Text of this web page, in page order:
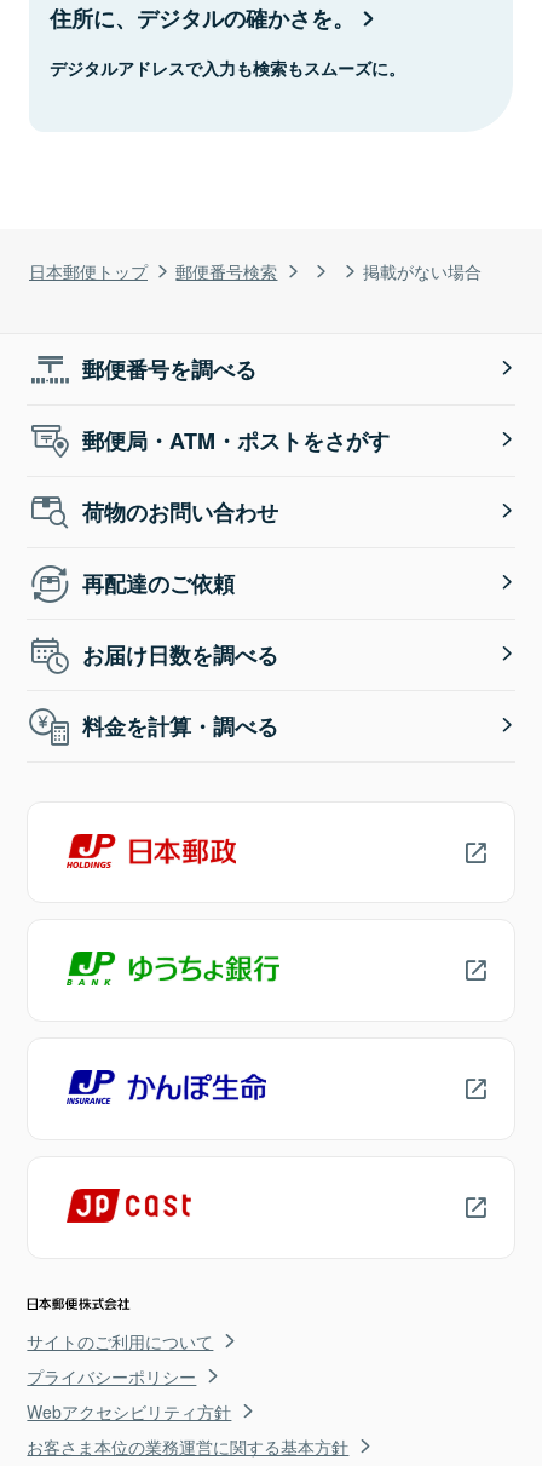
日本郵便トップ 郵便番号検索 掲載がない場合
住所に、デジタルの確かさを。
デジタルアドレスで入力も検索もスムーズに。
郵便番号を調べる
郵便局・ATM・ポストをさがす
荷物のお問い合わせ
再配達のご依頼
お届け日数を調べる
料金を計算・調べる
サイトのご利用について
プライバシーポリシー
Webアクセシビリティ方針
お客さま本位の業務運営に関する基本方針